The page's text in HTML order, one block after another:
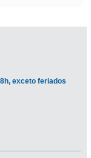
exceto feriados